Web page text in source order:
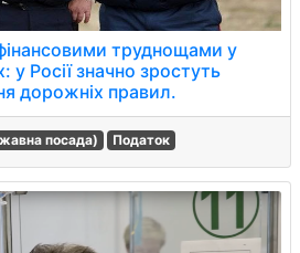
труднощами у
у Росії значно зростуть
дорожніх правил.
посада) Податок